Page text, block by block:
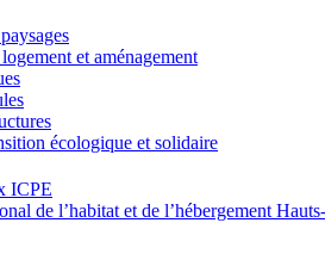
et aménagement
écologique et solidaire
ICPE
de l’habitat et de l’hébergement